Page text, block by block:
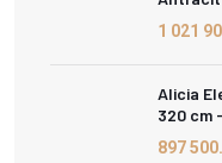
1 021
Alicia
320 cm
897